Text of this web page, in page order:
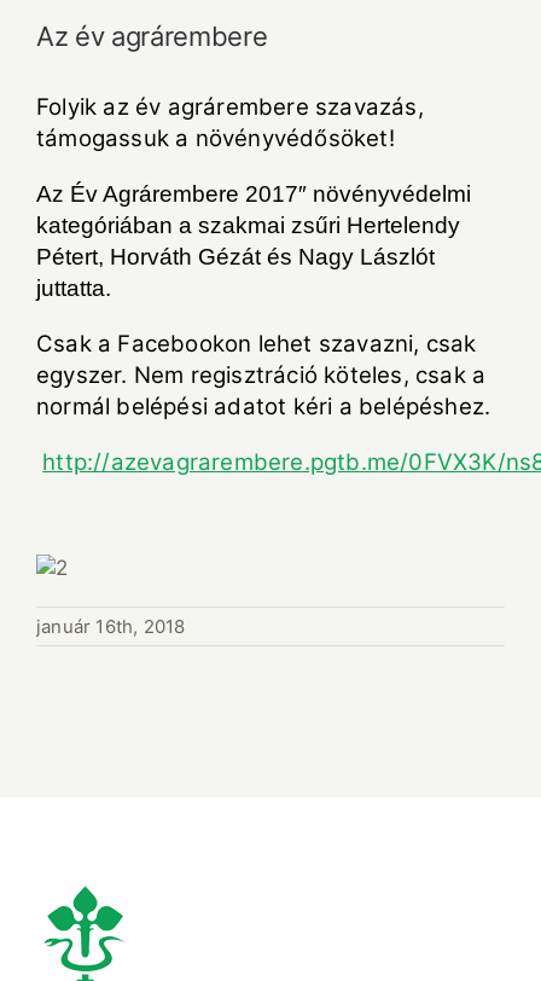
Az év agrárembere
Folyik az év agrárembere szavazás,
támogassuk a növényvédősöket!
Az Év Agrárembere 2017″ növényvédelmi
kategóriában a szakmai zsűri Hertelendy
Pétert, Horváth Gézát és Nagy Lászlót
juttatta.
Csak a Facebookon lehet szavazni, csak
egyszer. Nem regisztráció köteles, csak a
normál belépési adatot kéri a belépéshez.
http://azevagrarembere.pgtb.me/0FVX3K/
január 16th, 2018